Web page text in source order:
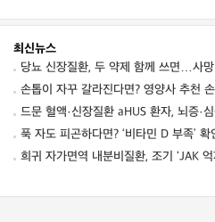
최신뉴스
당뇨 신장질환, 두 약제 함께 쓰면…사
손톱이 자꾸 갈라진다면? 영양사 추천
푹 자도 피곤하다면? ‘비타민 D 부족’ 확